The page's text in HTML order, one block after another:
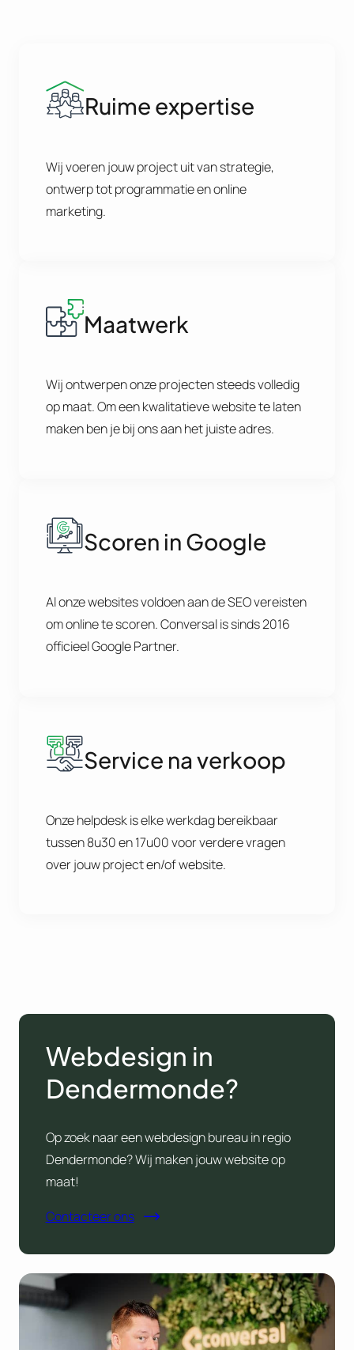
Ruime expertise
Wij voeren jouw project uit van strategie,
ontwerp tot programmatie en online
marketing.
Maatwerk
Wij ontwerpen onze projecten steeds volledig
op maat. Om een kwalitatieve website te laten
maken ben je bij ons aan het juiste adres.
Scoren in Google
Al onze websites voldoen aan de SEO vereisten
om online te scoren. Conversal is sinds 2016
officieel Google Partner.
Service na verkoop
Onze helpdesk is elke werkdag bereikbaar
tussen 8u30 en 17u00 voor verdere vragen
over jouw project en/of website.
Webdesign in
Dendermonde?
Op zoek naar een webdesign bureau in regio
Dendermonde? Wij maken jouw website op
maat!
Contacteer ons